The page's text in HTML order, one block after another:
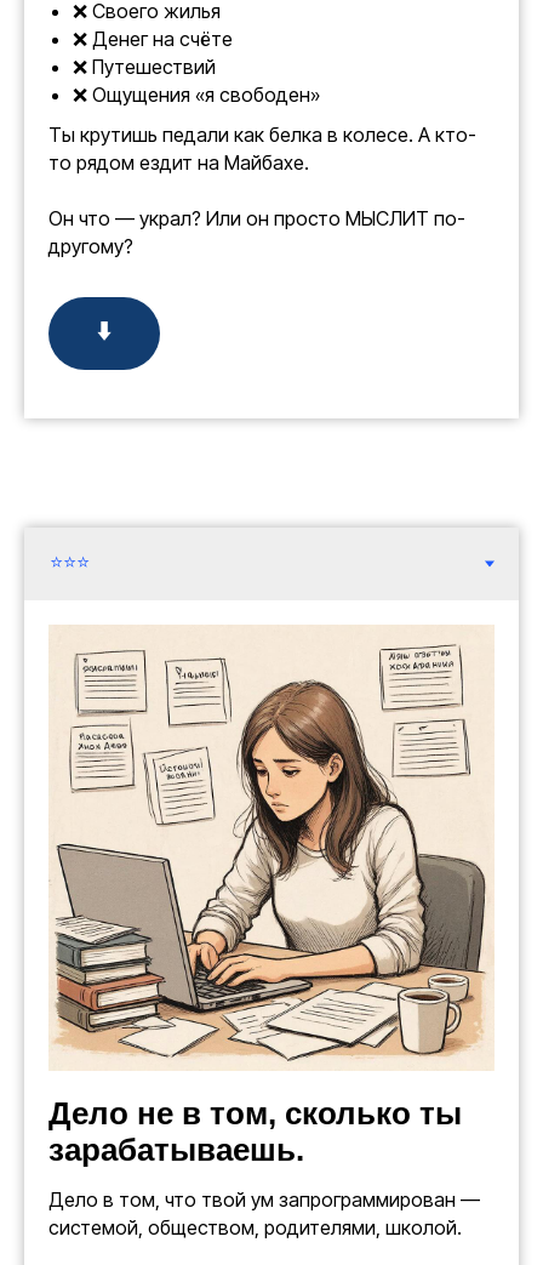
❌ Своего жилья
❌ Денег на счёте
❌ Путешествий
❌ Ощущения «я свободен»
Ты крутишь педали как белка в колесе. А кто-
то рядом ездит на Майбахе.
Он что — украл? Или он просто МЫСЛИТ по-
другому?
⬇️
Дело не в том, сколько ты
зарабатываешь.
Дело в том, что твой ум запрограммирован —
системой, обществом, родителями, школой.